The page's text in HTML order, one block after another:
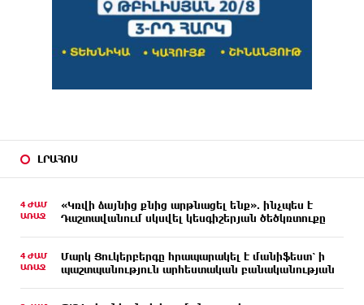
ԼՐԱՀՈՍ
4 ԺԱՄ
ԱՌԱՋ
«Կռվի ձայնից քնից արթնացել ենք». ինչպես է
Դաշտավանում սկսվել կեսգիշերյան ծեծկռտուքը
4 ԺԱՄ
ԱՌԱՋ
Մարկ Ցուկերբերգը հրապարակել է մանիֆեստ՝ ի
պաշտպանություն արհեստական բանականության